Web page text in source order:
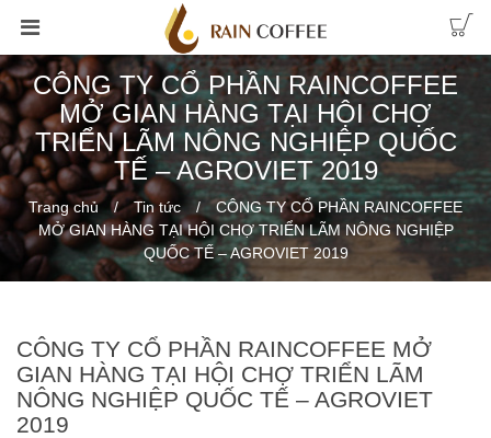
CÔNG TY CỔ PHẦN RAINCOFFEE
MỞ GIAN HÀNG TẠI HỘI CHỢ
TRIỂN LÃM NÔNG NGHIỆP QUỐC
TẾ – AGROVIET 2019
Trang chủ Tin tức
CÔNG TY CỔ PHẦN RAINCOFFEE
MỞ GIAN HÀNG TẠI HỘI CHỢ TRIỂN LÃM NÔNG NGHIỆP
QUỐC TẾ – AGROVIET 2019
CÔNG TY CỔ PHẦN RAINCOFFEE MỞ
GIAN HÀNG TẠI HỘI CHỢ TRIỂN LÃM
NÔNG NGHIỆP QUỐC TẾ – AGROVIET
2019